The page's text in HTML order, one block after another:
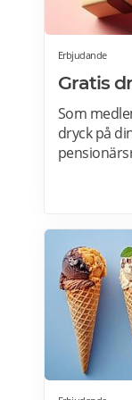
Erbjudande
Gratis
Som
dryck på